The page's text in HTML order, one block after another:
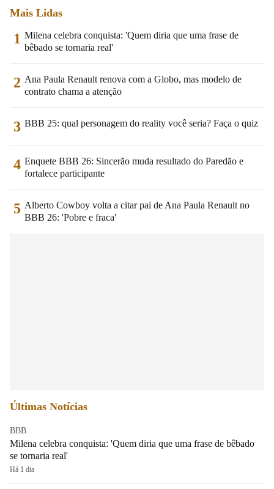
Mais Lidas
1 Milena celebra conquista: 'Quem diria que uma frase de
bêbado se tornaria real'
2 Ana Paula Renault renova com a Globo, mas modelo de
contrato chama a atenção
3 BBB 25: qual personagem do reality você seria? Faça o quiz
4 Enquete BBB 26: Sincerão muda resultado do Paredão e
fortalece participante
5 Alberto Cowboy volta a citar pai de Ana Paula Renault no
BBB 26: 'Pobre e fraca'
Últimas Notícias
BBB
Milena celebra conquista: 'Quem diria que uma frase de bêbado
se tornaria real'
Há 1 dia